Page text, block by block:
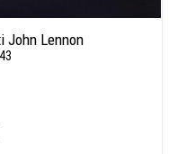
John Lennon